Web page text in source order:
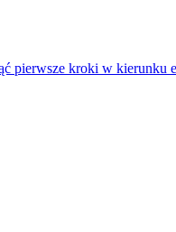
pierwsze kroki w kierunku